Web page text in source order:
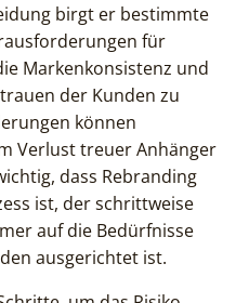
birgt er bestimmte
für
Markenkonsistenz und
der Kunden zu
können
Verlust treuer Anhänger
dass Rebranding
ist, der schrittweise
auf die Bedürfnisse
ausgerichtet ist.